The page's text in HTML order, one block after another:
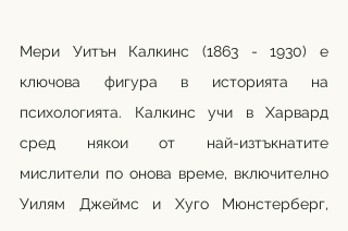
Мери Уитън Калкинс (1863 - 1930) е
ключова фигура в историята на
психологията. Калкинс учи в Харвард
сред някои от най-изтъкнатите
мислители по онова време, включително
Уилям Джеймс и Хуго Мюнстерберг,